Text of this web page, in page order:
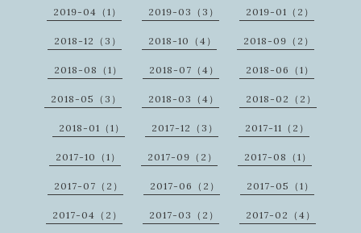
2019-04（1） 2019-03（3） 2019-01（2）
2018-12（3） 2018-10（4） 2018-09（2）
2018-08（1） 2018-07（4） 2018-06（1）
2018-05（3） 2018-03（4） 2018-02（2）
2018-01（1） 2017-12（3） 2017-11（2）
2017-10（1） 2017-09（2） 2017-08（1）
2017-07（2） 2017-06（2） 2017-05（1）
2017-04（2） 2017-03（2） 2017-02（4）